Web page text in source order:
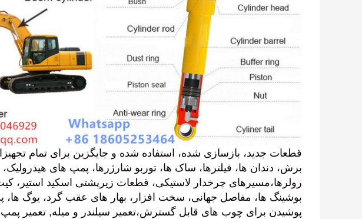
قطعات جدید، بازسازی شده، استفاده شده و جایگزین برای تمام
پوشیدن برای چوب های قابل گسترش،تعمیر سیلندر و میله, تعمیر